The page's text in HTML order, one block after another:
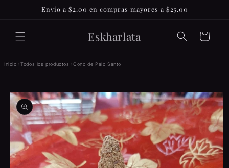
directamenteEnvío a $2.00 en compras mayores a $25.00
Eskharlata Carrito
Inicio › Todos los productos › Cono de Palo Santo
directamente
a la
información
del producto